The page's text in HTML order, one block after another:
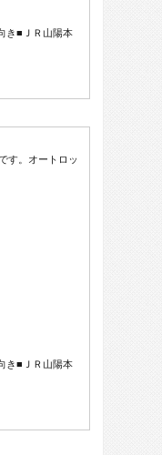
き■ＪＲ山陽本
す。オートロッ
き■ＪＲ山陽本